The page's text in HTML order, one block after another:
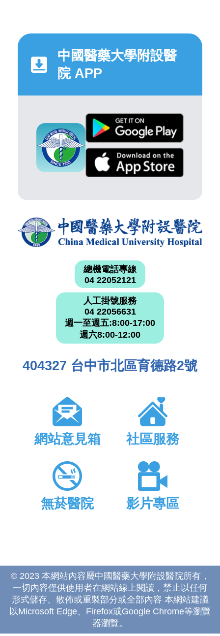
中國醫藥大學附設醫
院 APP
總機電話專線
04 22052121
人工掛號服務
04 22056631
週一至週五:8:00-17:00
週六8:00-12:00
404327 台中市北區育德路2號
網站意見箱 社區服務
無菸醫院 影片專區
© 2023 本網站內容屬中國醫藥大學附設醫院所有，
一切內容僅供使用者在網站線上閱讀，禁止以任何
形式儲存、散佈或重製部分或全部內容 本網站建議
以Microsoft Edge、Firefox或Google Chrome等瀏覽
器瀏覽。